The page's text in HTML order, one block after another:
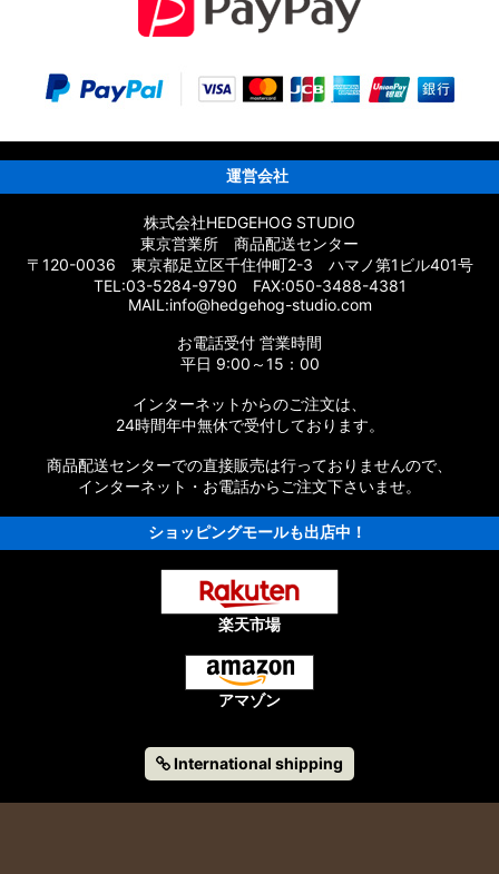
スタムパーツ
運営会社
株式会社HEDGEHOG STUDIO
東京営業所 商品配送センター
〒120-0036 東京都足立区千住仲町2-3 ハマノ第1ビル401号
TEL:03-5284-9790 FAX:050-3488-4381
MAIL:info@hedgehog-studio.com
お電話受付 営業時間
平日 9:00～15：00
インターネットからのご注文は、
24時間年中無休で受付しております。
商品配送センターでの直接販売は行っておりませんので、
インターネット・お電話からご注文下さいませ。
ショッピングモールも出店中！
楽天市場
アマゾン
International shipping